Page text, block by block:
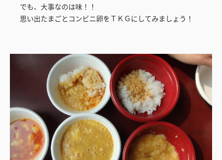
でも、大事なのは味！！
思い出たまごとコンビニ卵をＴＫＧにしてみましょう！